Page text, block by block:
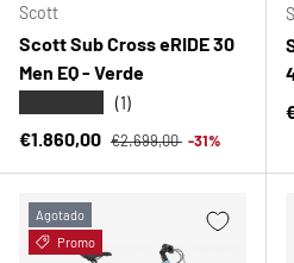
Scott
Scott Sub Cross eRIDE 30
Men EQ - Verde
(1)
Precio de venta
€1.860,00 Precio normal
€2.699,00 -31%
Agotado
Promo